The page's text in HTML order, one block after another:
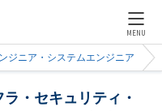
MENU
ジニア・システムエンジニア
・セキュリティ・